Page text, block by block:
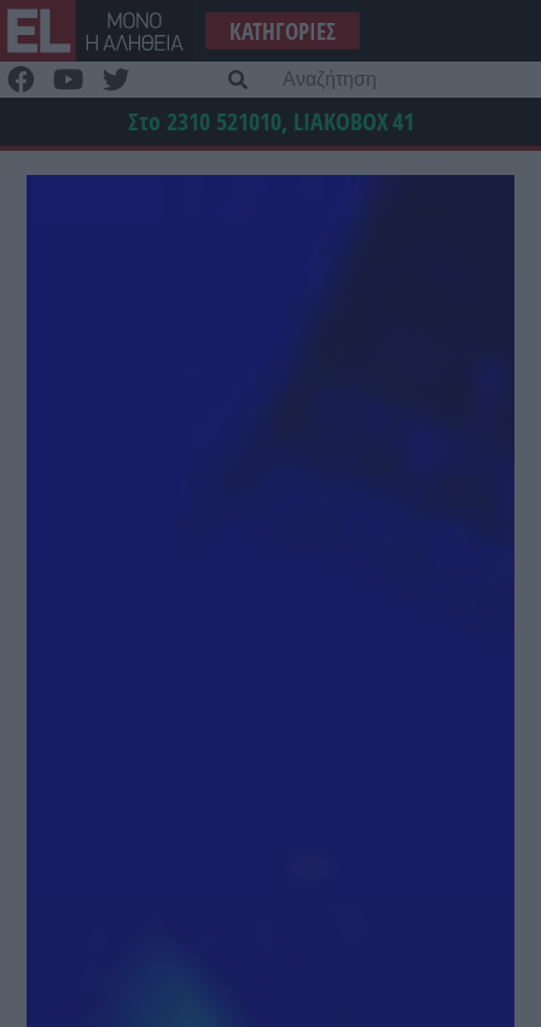
Μετάβαση
στο
περιεχόμενο
ΚΑΤΗΓΟΡΊΕΣ
Στο 2310 521010, LIAKOBOX41